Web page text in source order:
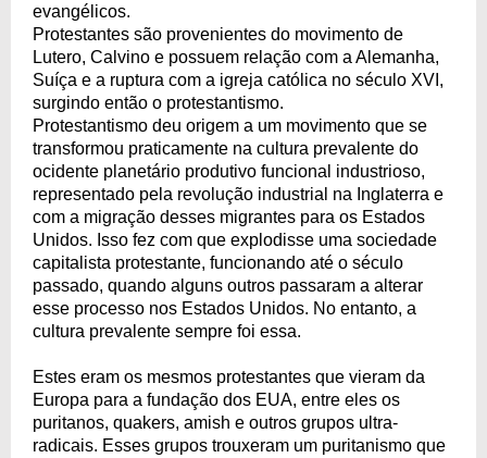
evangélicos.
Protestantes são provenientes do movimento de
Lutero, Calvino e possuem relação com a Alemanha,
Suíça e a ruptura com a igreja católica no século XVI,
surgindo então o protestantismo.
Protestantismo deu origem a um movimento que se
transformou praticamente na cultura prevalente do
ocidente planetário produtivo funcional industrioso,
representado pela revolução industrial na Inglaterra e
com a migração desses migrantes para os Estados
Unidos. Isso fez com que explodisse uma sociedade
capitalista protestante, funcionando até o século
passado, quando alguns outros passaram a alterar
esse processo nos Estados Unidos. No entanto, a
cultura prevalente sempre foi essa.
Estes eram os mesmos protestantes que vieram da
Europa para a fundação dos EUA, entre eles os
puritanos, quakers, amish e outros grupos ultra-
radicais. Esses grupos trouxeram um puritanismo que